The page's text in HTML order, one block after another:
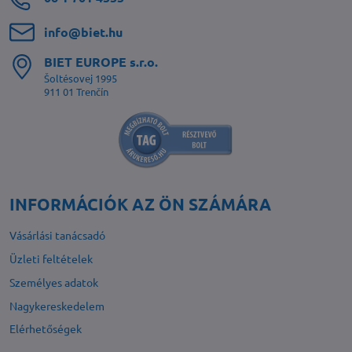
info​@biet​.hu
BIET EUROPE s​.r​.o​.
Šoltésovej 1995
911 01 Trenčín
INFORMÁCIÓK AZ ÖN SZÁMÁRA
Vásárlási tanácsadó
Üzleti feltételek
Személyes adatok
Nagykereskedelem
Elérhetőségek